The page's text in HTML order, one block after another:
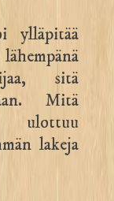
ylläpitää
sitä
Mitä
ulottuu
lakeja